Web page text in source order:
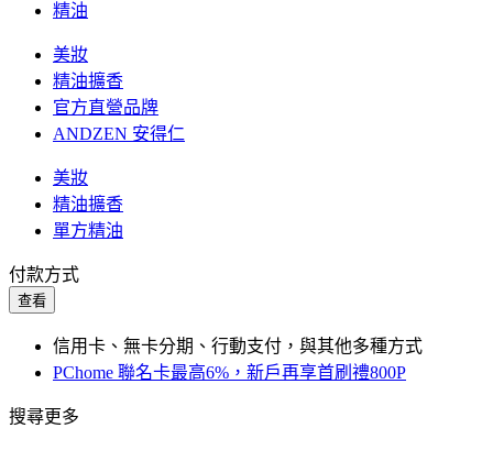
精油
美妝
精油擴香
官方直營品牌
ANDZEN 安得仁
美妝
精油擴香
單方精油
付款方式
查看
信用卡、無卡分期、行動支付，與其他多種方式
PChome 聯名卡最高6%，新戶再享首刷禮800P
搜尋更多